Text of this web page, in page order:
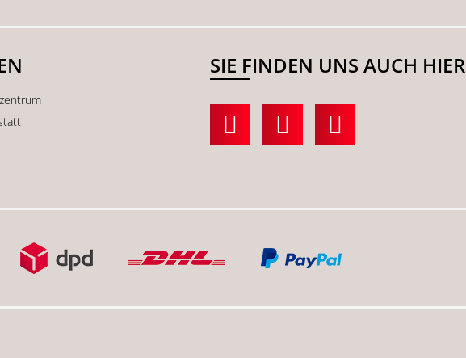
SIE FINDEN UNS AUCH HIER